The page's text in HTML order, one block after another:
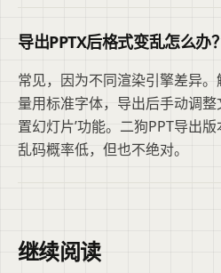
导出PPTX后格式变乱怎么办？
常见，因为不同渲染引擎差异
量用标准字体，导出后手动调整
置幻灯片’功能。二狗PPT导出
乱码概率低，但也不绝对。
继续阅读